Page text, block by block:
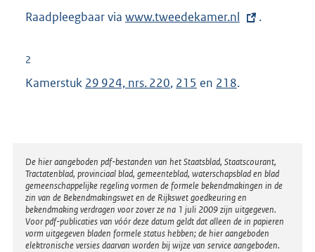
Raadpleegbaar via E
r
i
n
k
:
www.tweedekamer.nl .
2
Kamerstuk 29 924, nrs. 220, 215 en 218.
Disclaimer
De hier aangeboden pdf-bestanden van het Staatsblad, Staatscourant,
Tractatenblad, provinciaal blad, gemeenteblad, waterschapsblad en blad
gemeenschappelijke regeling vormen de formele bekendmakingen in de
zin van de Bekendmakingswet en de Rijkswet goedkeuring en
bekendmaking verdragen voor zover ze na 1 juli 2009 zijn uitgegeven.
Voor pdf-publicaties van vóór deze datum geldt dat alleen de in papieren
vorm uitgegeven bladen formele status hebben; de hier aangeboden
elektronische versies daarvan worden bij wijze van service aangeboden.